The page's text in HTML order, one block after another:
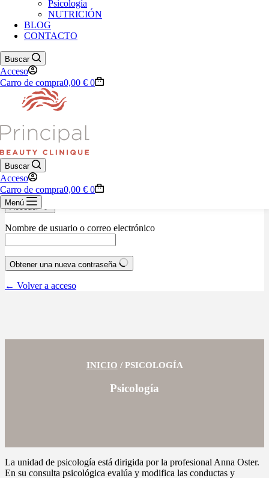
928 76 33 29
Carrito de compra
Tu carrito está vacío.
Volver a la tienda
Nombre de usuario o correo electrónico
Contraseña
Recordarme ¿Olvidaste la contraseña?
Acceder
Nombre de usuario o correo electrónico
Obtener una nueva contraseña
← Volver a acceso
Psicología
NUTRICIÓN
BLOG
CONTACTO
Buscar
Acceso
Carro de compra0,00 € 0
Buscar
Acceso
Carro de compra0,00 € 0
Menú
INICIO / PSICOLOGÍA
Psicología
La unidad de psicología está dirigida por la profesional Anna Oster.
En su consulta psicológica evalúa y modifica las conductas y